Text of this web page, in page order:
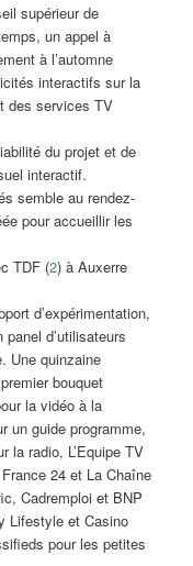
supérieur de
un appel à
à l’automne
interactifs sur la
des services TV
du projet et de
interactif.
semble au rendez-
pour accueillir les
TDF (2) à Auxerre
d’expérimentation,
d’utilisateurs
Une quinzaine
bouquet
la vidéo à la
un guide programme,
la radio, L’Equipe TV
24 et La Chaîne
Cadremploi et BNP
Lifestyle et Casino
pour les petites